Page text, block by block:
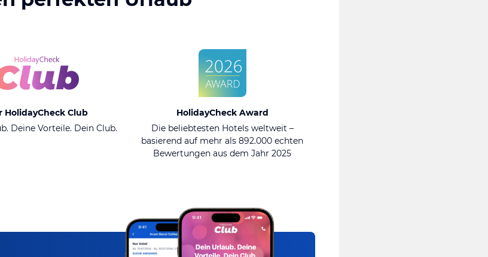
HolidayCheck Club
Deine Vorteile. Dein Club.
HolidayCheck Award
Die beliebtesten Hotels weltweit –
basierend auf mehr als 892.000 echten
Bewertungen aus dem Jahr 2025